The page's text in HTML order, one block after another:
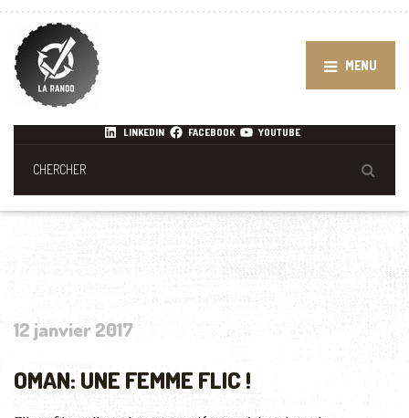
MENU
LINKEDIN FACEBOOK YOUTUBE
12 janvier 2017
OMAN: UNE FEMME FLIC !